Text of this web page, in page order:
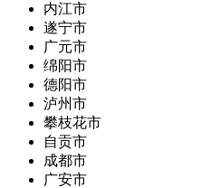
内江市
遂宁市
广元市
绵阳市
德阳市
泸州市
攀枝花市
自贡市
成都市
广安市